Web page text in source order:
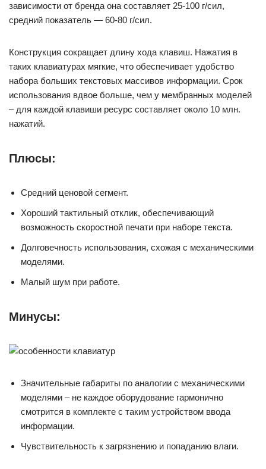
зависимости от бренда она составляет 25-100 г/сил,
средний показатель — 60-80 г/сил.
Конструкция сокращает длину хода клавиш. Нажатия в
таких клавиатурах мягкие, что обеспечивает удобство
набора больших текстовых массивов информации. Срок
использования вдвое больше, чем у мембранных моделей
– для каждой клавиши ресурс составляет около 10 млн.
нажатий.
Плюсы:
Средний ценовой сегмент.
Хороший тактильный отклик, обеспечивающий
возможность скоростной печати при наборе текста.
Долговечность использования, схожая с механическими
моделями.
Малый шум при работе.
Минусы:
Значительные габариты по аналогии с механическими
моделями – не каждое оборудование гармонично
смотрится в комплекте с таким устройством ввода
информации.
Чувствительность к загрязнению и попаданию влаги.